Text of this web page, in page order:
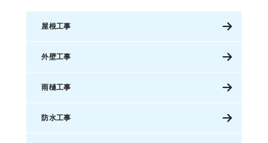
屋根工事
外壁工事
雨樋工事
防水工事